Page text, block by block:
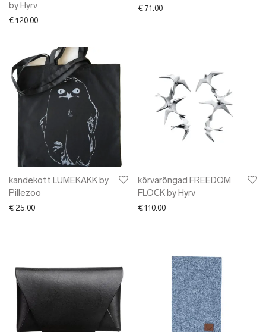
by Hyrv
€ 120.00
€ 71.00
kandekott LUMEKAKK by
Pillezoo
€ 25.00
kõrvarõngad FREEDOM
FLOCK by Hyrv
€ 110.00